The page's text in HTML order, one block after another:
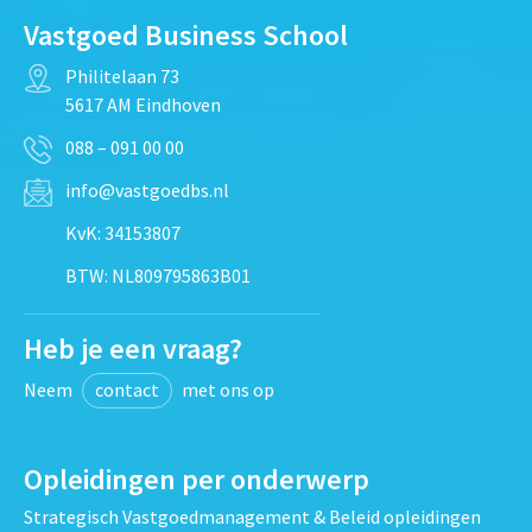
Vastgoed Business School
Philitelaan 73
5617 AM Eindhoven
088 – 091 00 00
info@vastgoedbs.nl
KvK: 34153807
BTW: NL809795863B01
Heb je een vraag?
Neem contact met ons op
Opleidingen per onderwerp
Strategisch Vastgoedmanagement & Beleid opleidingen